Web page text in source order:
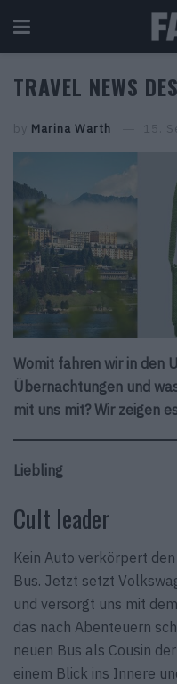
TRAVEL NEWS
by Marina Warth 15.
Womit fahren wir in den
Übernachtungen und
mit uns mit? Wir zeigen
Liebling
Cult leader
Kein Auto verkörpert
Bus. Jetzt setzt
und versorgt uns mit
das nach Aben­teuern
neuen Bus als Cousin
einem Blick ins Innere